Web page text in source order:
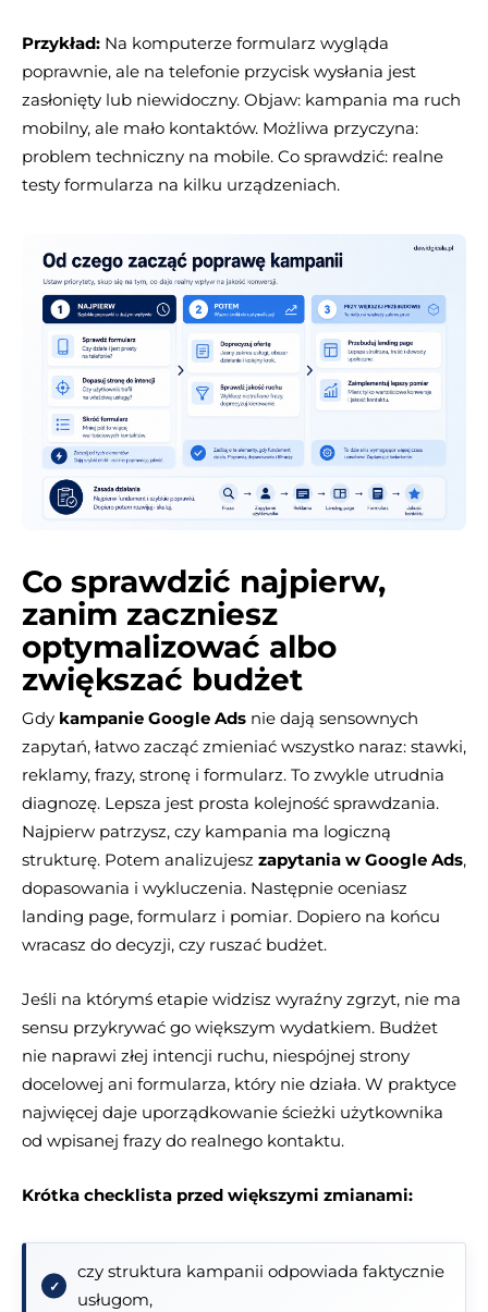
Przykład: Na komputerze formularz wygląda
poprawnie, ale na telefonie przycisk wysłania jest
zasłonięty lub niewidoczny. Objaw: kampania ma ruch
mobilny, ale mało kontaktów. Możliwa przyczyna:
problem techniczny na mobile. Co sprawdzić: realne
testy formularza na kilku urządzeniach.
Co sprawdzić najpierw,
zanim zaczniesz
optymalizować albo
zwiększać budżet
Gdy kampanie Google Ads nie dają sensownych
zapytań, łatwo zacząć zmieniać wszystko naraz: stawki,
reklamy, frazy, stronę i formularz. To zwykle utrudnia
diagnozę. Lepsza jest prosta kolejność sprawdzania.
Najpierw patrzysz, czy kampania ma logiczną
strukturę. Potem analizujesz zapytania w Google Ads,
dopasowania i wykluczenia. Następnie oceniasz
landing page, formularz i pomiar. Dopiero na końcu
wracasz do decyzji, czy ruszać budżet.
Jeśli na którymś etapie widzisz wyraźny zgrzyt, nie ma
sensu przykrywać go większym wydatkiem. Budżet
nie naprawi złej intencji ruchu, niespójnej strony
docelowej ani formularza, który nie działa. W praktyce
najwięcej daje uporządkowanie ścieżki użytkownika
od wpisanej frazy do realnego kontaktu.
Krótka checklista przed większymi zmianami:
czy struktura kampanii odpowiada faktycznie
usługom,